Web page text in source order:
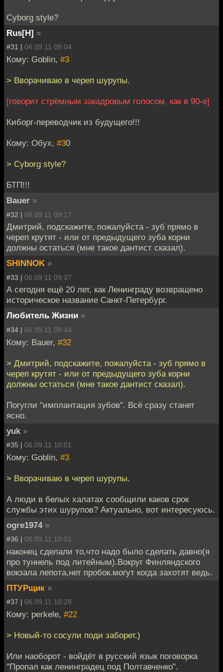
Cyborg style?
Rus[H] »
#31 | 06.09.11 09:04
Кому: Goblin, #3
> Вворачиваю в череп шурупы.
[говорит стрёмным закадровым голосом, как в 90-е]
Киборг-переводчик из будущего!!!
Кому: Обух, #30
> Cyborg style?
БТП!!!
Bauer »
#32 | 06.09.11 09:17
Дмитрий, подскажите, пожалуйста - зуб прямо в
череп крутят - или от предыдущего зуба корни
должны остаться (мне такое дантист сказал).
SHINNOK »
#33 | 06.09.11 09:37
А сегодня ещё 20 лет, как Ленинграду возвращено
историческое название Санкт-Петербург.
Любитель Жизни »
#34 | 06.09.11 09:44
Кому: Bauer, #32
> Дмитрий, подскажите, пожалуйста - зуб прямо в
череп крутят - или от предыдущего зуба корни
должны остаться (мне такое дантист сказал).
Погугли "имплантация зубов". Всё сразу станет
ясно.
yuk »
#35 | 06.09.11 10:01
Кому: Goblin, #3
> Вворачиваю в череп шурупы.
А люди в белых халатах сообщили каков срок
службы этих шурупов? Актуально, вот интересуюсь.
ogre1974 »
#36 | 06.09.11 10:01
наконец сделали то,что надо было сделать давно(я
про туннель под литейным).Вокруг Финляндского
вокзала лепота,нет пробок.могут когда захотят ведь.
ПТУРщик »
#37 | 06.09.11 10:28
Кому: perkele, #22
> Новый-то сосули поди заборет.)
Или наоборот - войдёт в русский язык поговорка
"Пропал как ленинградец под Полтавченко".